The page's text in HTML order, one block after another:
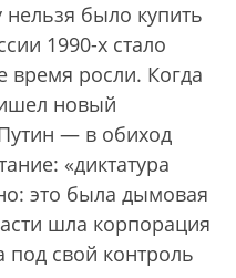
было купить
1990-х стало
росли. Когда
новый
— в обиход
«диктатура
это была дымовая
шла корпорация
под свой контроль